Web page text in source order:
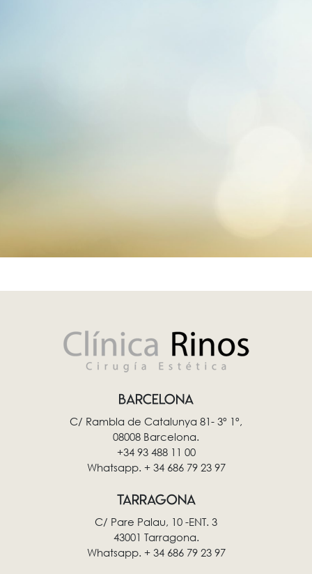
BARCELONA
C/ Rambla de Catalunya 81- 3º 1º,
08008 Barcelona.
+34 93 488 11 00
Whatsapp. + 34 686 79 23 97
TARRAGONA
C/ Pare Palau, 10 -ENT. 3
43001 Tarragona.
Whatsapp. + 34 686 79 23 97